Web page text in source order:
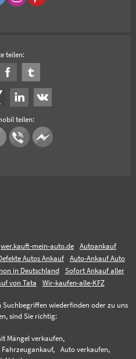
teilen:
teilen:
wer.kauft-mein-auto.de
Autoankauf
Autos Ankauf
Auto-Ankauf Auto
in Deutschland
Sofort Ankauf aller
von Tata Wir-kaufen-alle-KFZ
wiederfinden oder zu uns
sind Sie richtig:
Mängel verkaufen,
Fahrzeugankauf,
Auto verkaufen,